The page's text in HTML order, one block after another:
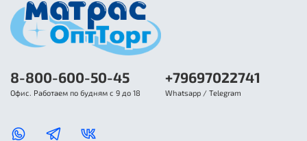
8-800-600-50-45
Офис. Работаем по будням с 9 до 18
+79697022741
Whatsapp / Telegram